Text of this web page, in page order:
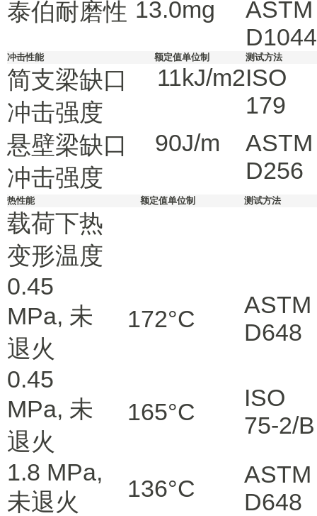
泰伯耐磨性 13.0mg
ASTM
D1044
冲击性能 额定值单位制 测试方法
简支梁缺口
冲击强度
11kJ/m2ISO
179
悬壁梁缺口
冲击强度
90J/m
ASTM
D256
热性能 额定值单位制 测试方法
载荷下热
变形温度
0.45
MPa, 未
退火
172°C
ASTM
D648
0.45
MPa, 未
退火
165°C
ISO
75-2/B
1.8 MPa,
未退火
136°C
ASTM
D648